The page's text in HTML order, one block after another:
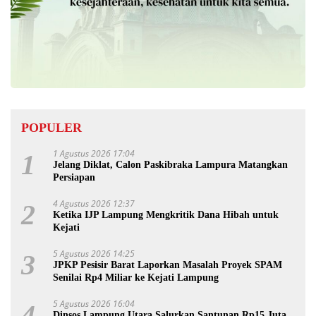
POPULER
1 1 Agustus 2026 17:04
Jelang Diklat, Calon Paskibraka Lampura Matangkan
Persiapan
2 4 Agustus 2026 12:37
Ketika IJP Lampung Mengkritik Dana Hibah untuk
Kejati
3 5 Agustus 2026 14:25
JPKP Pesisir Barat Laporkan Masalah Proyek SPAM
Senilai Rp4 Miliar ke Kejati Lampung
5 Agustus 2026 16:04